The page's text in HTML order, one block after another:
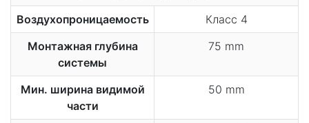
Воздухопроницаемость
Класс 4
Монтажная глубина
системы
75 mm
Мин. ширина видимой
части
50 mm